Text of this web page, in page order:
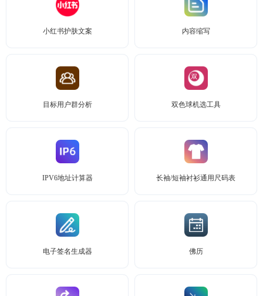
小红书护肤文案 内容缩写
目标用户群分析 双色球机选工具
IPV6地址计算器 长袖/短袖衬衫通用尺码表
电子签名生成器 佛历